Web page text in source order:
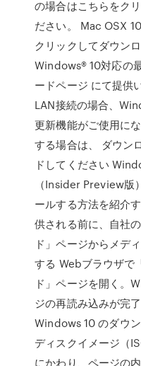
の場合はこちらをク
ださい。 Mac OSX
クリックしてダウン
Windows® 10対応の
ードページ にて提供
LAN接続の場合、
更新機能がご使用に
する場合は、 ダウン
ドしてください
（Insider Preview版
ールする方法を紹介
供される前に、自社
ド」ページからメデ
する Webブラウザで
ド」ページを開く。
ジの再読み込みが完
Windows 10 のダウ
ディスクイメージ（
にかわり、ページの